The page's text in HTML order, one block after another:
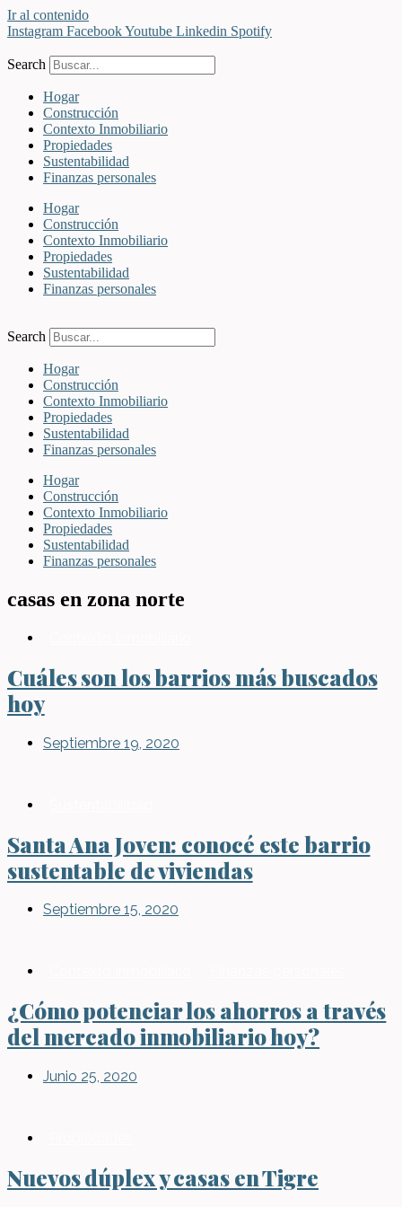
Ir al contenido
Instagram FacebookYoutube Linkedin Spotify
Search
Hogar
Construcción
Contexto Inmobiliario
Propiedades
Sustentabilidad
Finanzas personales
Hogar
Construcción
Contexto Inmobiliario
Propiedades
Sustentabilidad
Finanzas personales
Search
Hogar
Construcción
Contexto Inmobiliario
Propiedades
Sustentabilidad
Finanzas personales
Hogar
Construcción
Contexto Inmobiliario
Propiedades
Sustentabilidad
Finanzas personales
casas en zona norte
Cuáles son los barrios más buscados
hoy
Septiembre 19, 2020
Santa Ana Joven: conocé este barrio
sustentable de viviendas
Septiembre 15, 2020
¿Cómo potenciar los ahorros a través
del mercado inmobiliario hoy?
Junio 25, 2020
Nuevos dúplex y casas en Tigre